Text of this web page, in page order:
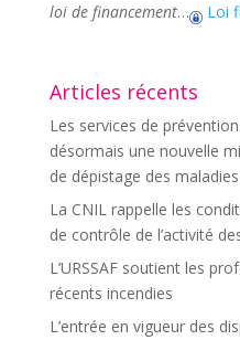
loi de financement… Loi
Articles récents
Les services de
désormais une nouvelle
de dépistage des
La CNIL rappelle les
de contrôle de l’activité
L’URSSAF soutient les
récents incendies
L’entrée en vigueur des